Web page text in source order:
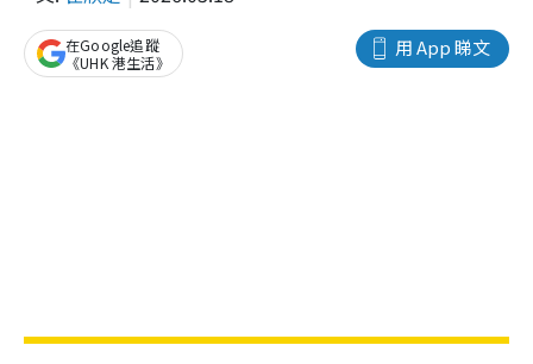
用 App 睇文
在Google追蹤
《UHK 港生活》